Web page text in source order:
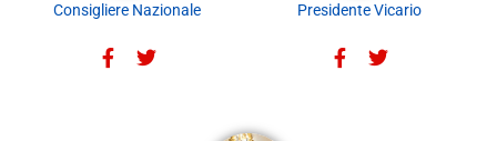
Consigliere Nazionale Presidente Vicario